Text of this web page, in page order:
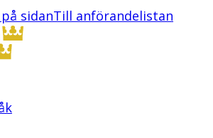
sidanTill anförandelistan